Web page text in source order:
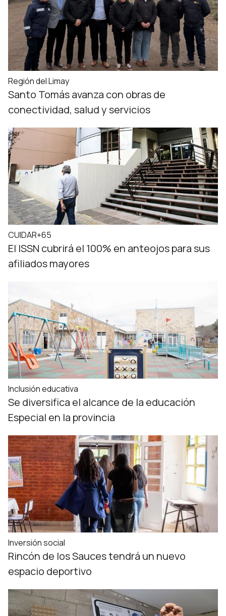
Región del Limay
Santo Tomás avanza con obras de
conectividad, salud y servicios
CUIDAR+65
El ISSN cubrirá el 100% en anteojos para sus
afiliados mayores
Inclusión educativa
Se diversifica el alcance de la educación
Especial en la provincia
Inversión social
Rincón de los Sauces tendrá un nuevo
espacio deportivo